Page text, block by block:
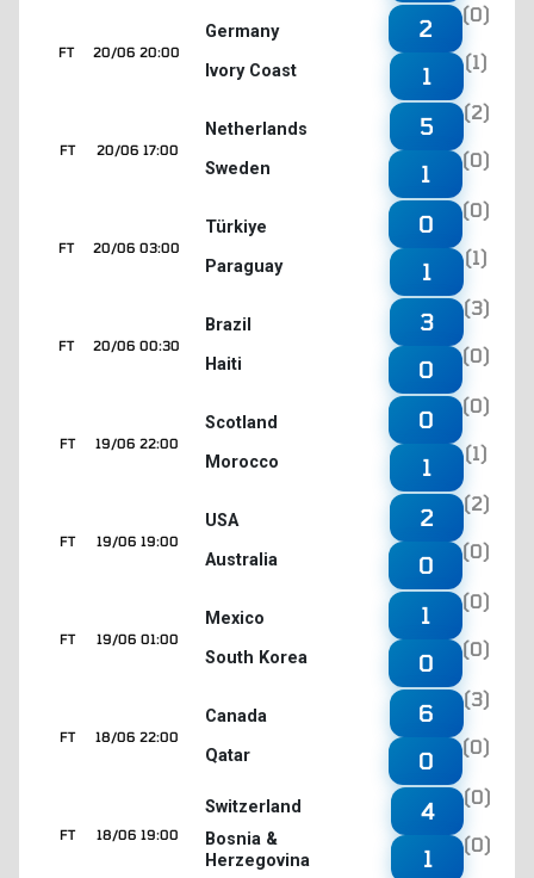
20/06 20:00
FT
Germany
Ivory Coast
2
(0)
1
(1)
20/06 17:00
FT
Netherlands
Sweden
5
(2)
1
(0)
20/06 03:00
FT
Türkiye
Paraguay
0
(0)
1
(1)
20/06 00:30
FT
Brazil
Haiti
3
(3)
0
(0)
19/06 22:00
FT
Scotland
Morocco
0
(0)
1
(1)
19/06 19:00
FT
USA
Australia
2
(2)
0
(0)
19/06 01:00
FT
Mexico
South Korea
1
(0)
0
(0)
18/06 22:00
FT
Canada
Qatar
6
(3)
0
(0)
18/06 19:00
FT
Switzerland
Bosnia &
Herzegovina
4
(0)
1
(0)